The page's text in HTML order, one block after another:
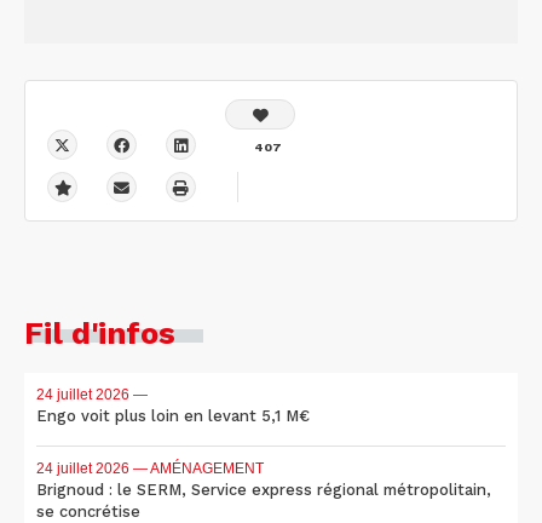
407
Fil d'infos
24 juillet 2026 —
Engo voit plus loin en levant 5,1 M€
24 juillet 2026 — AMÉNAGEMENT
Brignoud : le SERM, Service express régional métropolitain,
se concrétise